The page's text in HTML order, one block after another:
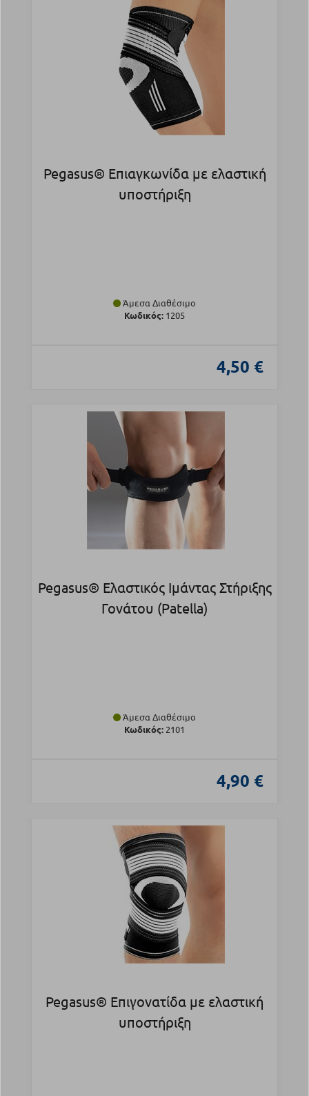
Pegasus® Επιαγκωνίδα με ελαστική
υποστήριξη
Άμεσα Διαθέσιμο
Κωδικός: 1205
4,50 €
Pegasus® Ελαστικός Ιμάντας Στήριξης
Γονάτου (Patella)
Άμεσα Διαθέσιμο
Κωδικός: 2101
4,90 €
Pegasus® Επιγονατίδα με ελαστική
υποστήριξη